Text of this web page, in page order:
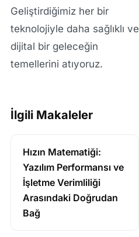
Geliştirdiğimiz her bir
teknolojiyle daha sağlıklı ve
dijital bir geleceğin
temellerini atıyoruz.
İlgili Makaleler
Hızın Matematiği:
Yazılım Performansı ve
İşletme Verimliliği
Arasındaki Doğrudan
Bağ